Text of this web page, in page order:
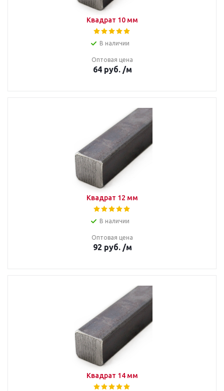
Квадрат 10 мм
В наличии
Оптовая цена
64руб. /м
Квадрат 12 мм
В наличии
Оптовая цена
92 руб. /м
Квадрат 14 мм